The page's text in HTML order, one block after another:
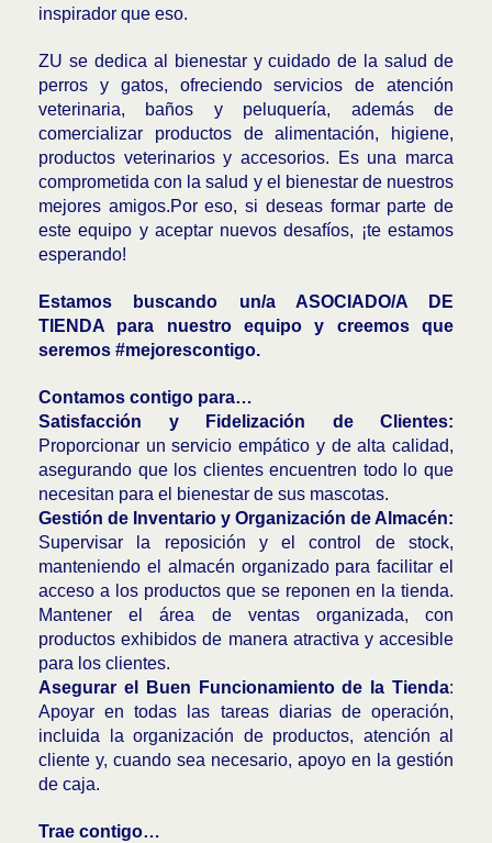
inspirador que eso.
ZU se dedica al bienestar y cuidado de la salud de
perros y gatos, ofreciendo servicios de atención
veterinaria, baños y peluquería, además de
comercializar productos de alimentación, higiene,
productos veterinarios y accesorios. Es una marca
comprometida con la salud y el bienestar de nuestros
mejores amigos.Por eso, si deseas formar parte de
este equipo y aceptar nuevos desafíos, ¡te estamos
esperando!
Estamos buscando un/a ASOCIADO/A DE
TIENDA para nuestro equipo y creemos que
seremos #mejorescontigo.
Contamos contigo para…
Satisfacción y Fidelización de Clientes:
Proporcionar un servicio empático y de alta calidad,
asegurando que los clientes encuentren todo lo que
necesitan para el bienestar de sus mascotas.
Gestión de Inventario y Organización de Almacén:
Supervisar la reposición y el control de stock,
manteniendo el almacén organizado para facilitar el
acceso a los productos que se reponen en la tienda.
Mantener el área de ventas organizada, con
productos exhibidos de manera atractiva y accesible
para los clientes.
Asegurar el Buen Funcionamiento de la Tienda:
Apoyar en todas las tareas diarias de operación,
incluida la organización de productos, atención al
cliente y, cuando sea necesario, apoyo en la gestión
de caja.
Trae contigo…